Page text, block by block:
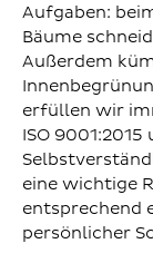
Aufgaben:
Bäume
Außerdem
erfüllen wir
ISO 9001:2015
eine wichtige
entsprechend
persönlicher